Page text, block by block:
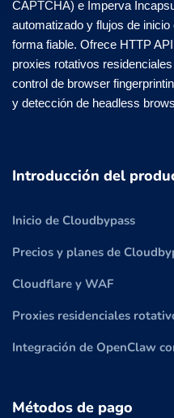
CAPTCHA) e Imperva
automatizado y flujos de
forma fiable. Ofrece HTTP
proxies rotativos
control de browser
y detección de headless
Introducción del
Inicio de Cloudbypass
Precios y planes de
Cloudflare y WAF
Proxies residenciales
Integración de OpenClaw
Métodos de pago